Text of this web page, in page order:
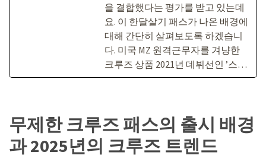
을 결합했다는 평가를 받고 있는데
요. 이 한달살기 패스가 나온 배경에
대해 간단히 살펴보도록 하겠습니
다. 미국 MZ 원격근무자를 겨냥한
크루즈 상품 2021년 데뷔선인 ’스…
무제한 크루즈 패스의 출시 배경
과 2025년의 크루즈 트렌드